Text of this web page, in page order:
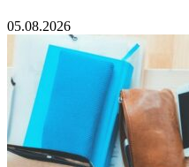
05.08.2026